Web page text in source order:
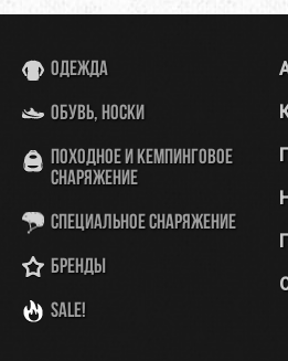
Одежда
Обувь, носки
Походное и кемпинговое
снаряжение
Специальное снаряжение
Бренды
SALE!